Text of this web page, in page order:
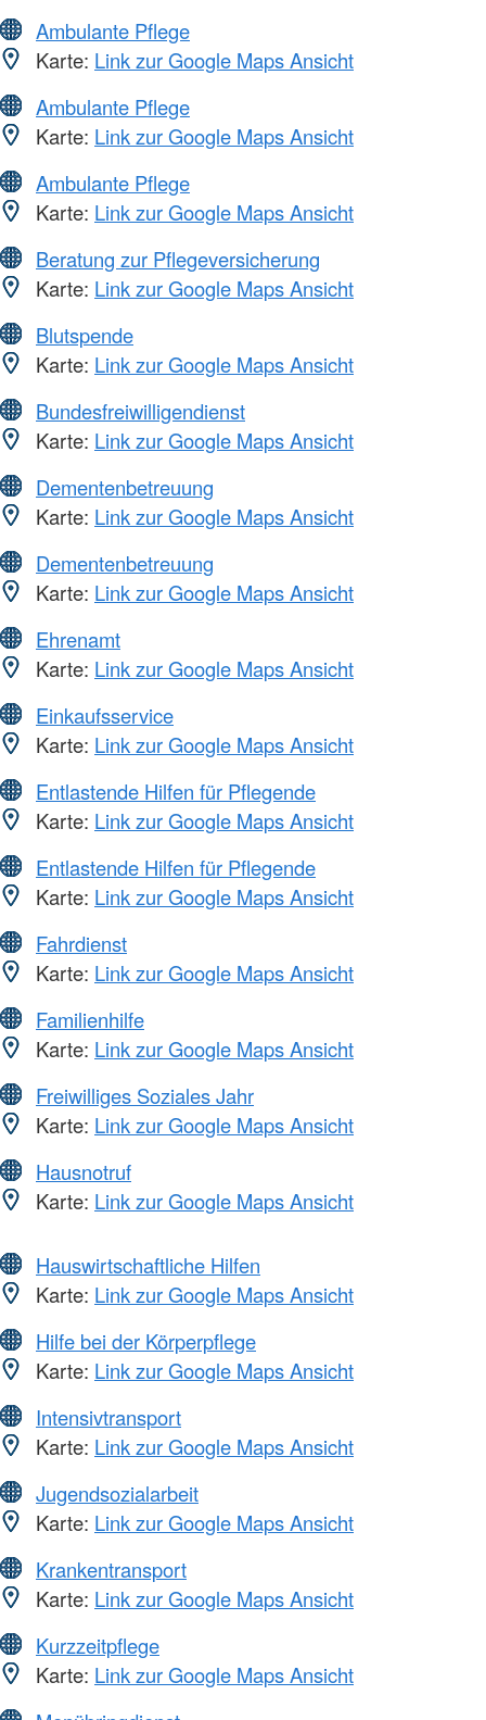
Ambulante Pflege
Karte: Link zur Google Maps Ansicht
Ambulante Pflege
Karte: Link zur Google Maps Ansicht
Ambulante Pflege
Karte: Link zur Google Maps Ansicht
Beratung zur Pflegeversicherung
Karte: Link zur Google Maps Ansicht
Blutspende
Karte: Link zur Google Maps Ansicht
Bundesfreiwilligendienst
Karte: Link zur Google Maps Ansicht
Dementenbetreuung
Karte: Link zur Google Maps Ansicht
Dementenbetreuung
Karte: Link zur Google Maps Ansicht
Ehrenamt
Karte: Link zur Google Maps Ansicht
Einkaufsservice
Karte: Link zur Google Maps Ansicht
Entlastende Hilfen für Pflegende
Karte: Link zur Google Maps Ansicht
Entlastende Hilfen für Pflegende
Karte: Link zur Google Maps Ansicht
Fahrdienst
Karte: Link zur Google Maps Ansicht
Familienhilfe
Karte: Link zur Google Maps Ansicht
Freiwilliges Soziales Jahr
Karte: Link zur Google Maps Ansicht
Hausnotruf
Karte: Link zur Google Maps Ansicht
Hauswirtschaftliche Hilfen
Karte: Link zur Google Maps Ansicht
Hilfe bei der Körperpflege
Karte: Link zur Google Maps Ansicht
Intensivtransport
Karte: Link zur Google Maps Ansicht
Jugendsozialarbeit
Karte: Link zur Google Maps Ansicht
Krankentransport
Karte: Link zur Google Maps Ansicht
Kurzzeitpflege
Karte: Link zur Google Maps Ansicht